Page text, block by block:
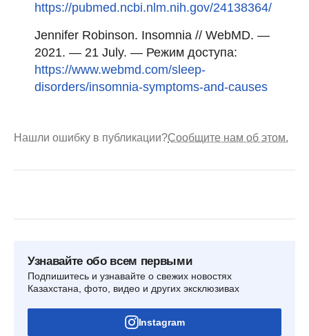
https://pubmed.ncbi.nlm.nih.gov/24138364/
Jennifer Robinson. Insomnia // WebMD. —
2021. — 21 July. — Режим доступа:
https://www.webmd.com/sleep-
disorders/insomnia-symptoms-and-causes
Нашли ошибку в публикации?Сообщите нам об этом.
Узнавайте обо всем первыми
Подпишитесь и узнавайте о свежих новостях
Казахстана, фото, видео и других эксклюзивах
Instagram